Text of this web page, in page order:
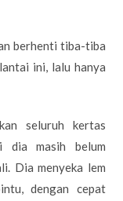
berhenti tiba-tiba
ini, lalu hanya
seluruh kertas
dia masih belum
Dia menyeka lem
dengan cepat